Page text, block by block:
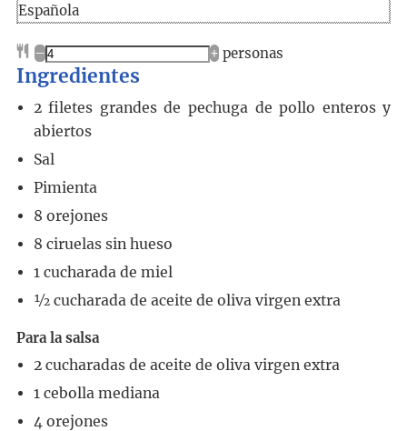
Española
– + personas
Ingredientes
2 filetes grandes de pechuga de pollo enteros y
abiertos
Sal
Pimienta
8 orejones
8 ciruelas sin hueso
1 cucharada de miel
½ cucharada de aceite de oliva virgen extra
Para la salsa
2 cucharadas de aceite de oliva virgen extra
1 cebolla mediana
4 orejones